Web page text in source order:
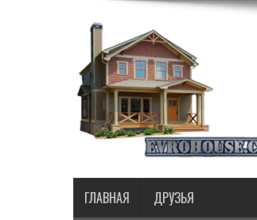
ГЛАВНАЯ ДРУЗЬЯ